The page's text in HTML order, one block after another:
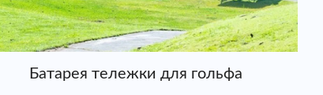
Батарея тележки для гольфа